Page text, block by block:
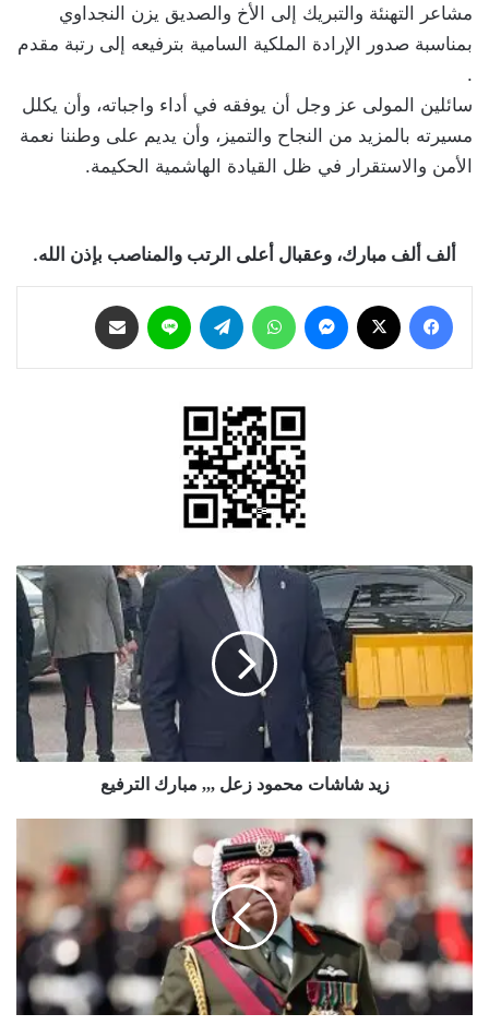
مشاعر التهنئة والتبريك إلى الأخ والصديق يزن النجداوي
بمناسبة صدور الإرادة الملكية السامية بترفيعه إلى رتبة مقدم
.
سائلين المولى عز وجل أن يوفقه في أداء واجباته، وأن يكلل
مسيرته بالمزيد من النجاح والتميز، وأن يديم على وطننا نعمة
الأمن والاستقرار في ظل القيادة الهاشمية الحكيمة.
ألف ألف مبارك، وعقبال أعلى الرتب والمناصب بإذن الله.
فيسبوك ماسنجر واتساب تيلقرام لاين
زيد
شاشات
محمود
زعل
مبارك
الترفيع
زيد شاشات محمود زعل ,,, مبارك الترفيع
عيد
الجلوس
الملكي
الـ27
الثلاثاء